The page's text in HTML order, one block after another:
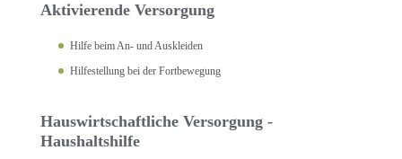
Aktivierende Versorgung
Hilfe beim An- und Auskleiden
Hilfestellung bei der Fortbewegung
Hauswirtschaftliche Versorgung -
Haushaltshilfe